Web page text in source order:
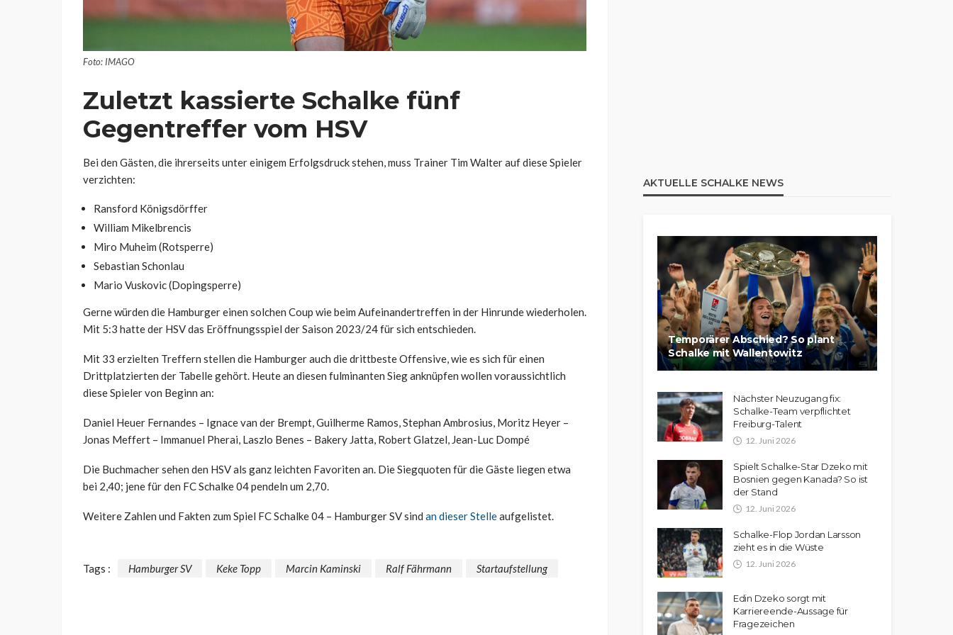
Foto: IMAGO
Zuletzt kassierte Schalke fünf
Gegentreffer vom HSV
Bei den Gästen, die ihrerseits unter einigem Erfolgsdruck stehen, muss Trainer Tim Walter auf diese Spieler
verzichten:
Ransford Königsdörffer
William Mikelbrencis
Miro Muheim (Rotsperre)
Sebastian Schonlau
Mario Vuskovic (Dopingsperre)
Gerne würden die Hamburger einen solchen Coup wie beim Aufeinandertreffen in der Hinrunde wiederholen.
Mit 5:3 hatte der HSV das Eröffnungsspiel der Saison 2023/24 für sich entschieden.
Mit 33 erzielten Treffern stellen die Hamburger auch die drittbeste Offensive, wie es sich für einen
Drittplatzierten der Tabelle gehört. Heute an diesen fulminanten Sieg anknüpfen wollen voraussichtlich
diese Spieler von Beginn an:
Daniel Heuer Fernandes – Ignace van der Brempt, Guilherme Ramos, Stephan Ambrosius, Moritz Heyer –
Jonas Meffert – Immanuel Pherai, Laszlo Benes – Bakery Jatta, Robert Glatzel, Jean-Luc Dompé
Die Buchmacher sehen den HSV als ganz leichten Favoriten an. Die Siegquoten für die Gäste liegen etwa
bei 2,40; jene für den FC Schalke 04 pendeln um 2,70.
Weitere Zahlen und Fakten zum Spiel FC Schalke 04 – Hamburger SV sind an dieser Stelleaufgelistet.
Tags : Hamburger SV Keke Topp Marcin Kaminski Ralf Fährmann Startaufstellung
AKTUELLE SCHALKE NEWS
Temporärer Abschied? So plant
Schalke mit Wallentowitz
Nächster Neuzugang fix:
Schalke-Team verpflichtet
Freiburg-Talent
12. Juni 2026
Spielt Schalke-Star Dzeko mit
Bosnien gegen Kanada? So ist
der Stand
12. Juni 2026
Schalke-Flop Jordan Larsson
zieht es in die Wüste
12. Juni 2026
Edin Dzeko sorgt mit
Karriereende-Aussage für
Fragezeichen